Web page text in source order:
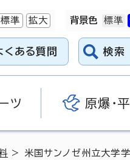
標準 拡大 背景色
くある質問 検索
ツ 原爆・
> 米国サンノゼ州立大学